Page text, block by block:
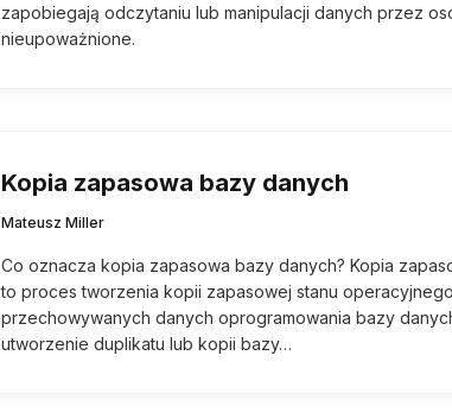
zapobiegają odczytaniu lub manipulacji danych przez
nieupoważnione.
Kopia zapasowa bazy danych
Mateusz Miller
Co oznacza kopia zapasowa bazy danych? Kopia
to proces tworzenia kopii zapasowej stanu
przechowywanych danych oprogramowania bazy
utworzenie duplikatu lub kopii bazy…